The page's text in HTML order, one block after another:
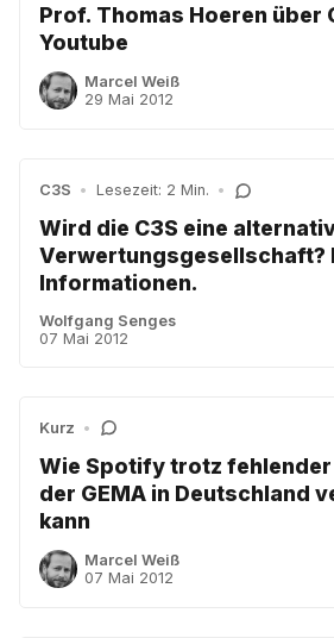
Prof. Thomas Hoeren über
Youtube
Marcel Weiß
29 Mai 2012
C3S • Lesezeit: 2 Min. •
Wird die C3S eine
Verwertungsgesellschaft?
Informationen.
Wolfgang Senges
07 Mai 2012
Kurz •
Wie Spotify trotz fehlender
der GEMA in Deutschland
kann
Marcel Weiß
07 Mai 2012